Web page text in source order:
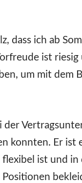
dass ich ab
ist
um mit dem
der
konnten. Er ist
ist und